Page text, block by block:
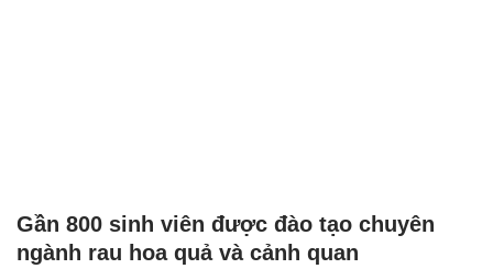
Gần 800 sinh viên được đào tạo chuyên
ngành rau hoa quả và cảnh quan